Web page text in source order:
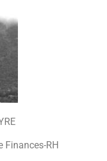
Finances-RH